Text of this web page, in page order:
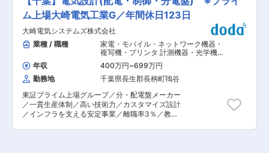
定の受験料、手続き費用。交通費など全て会社負
担です。
やすく、メンバー同士の協力体制が整っていま
す。 ■業務の魅力 既存顧客との信頼関係を深め
る業務に専念でき、安定した事業基盤のもとで長
期的なキャリア形成が可能です。 ワークライフバ
ランスも良好です。 ■就業環境 外回りなしのデ
スクワーク中心で、週休2日制、長期休暇や年間
休日121日と働きやすい環境です。 ■企業の特徴/
魅力 ・創業60年以上の実績と大手取引先との安
定した関係、地震対策建材の開発など社会貢献性
の高い事業を展開しています。 ・資材供給だけで
なく、建築図面の作成や建築現場の人手不足に対
するソリューションを展開。 ・先端技術も積極的
市場のニーズに先回りで対応しており、業界内で
の商品の製造・品質管理をお任せいたします。 ＜
詳細＞ ・倉庫から必要な原料を調達 ・製造の指
示書に従って計量、製造装置への投入 ・出荷部門
への引継ぎ ※当社の製品はお客様のオーダーに応
じて“多品種少量生産”が多いため、製造装置を使
わず手作業で調合を行う場合も多いです。 大型の
装置等は使用せずロット生産で多品種製造に対応
しています。 弊社の食品香料、製菓材料は、 大
手製菓・製パン業者様から町の洋菓子、和菓子店
様まで幅広くご愛用いただいております。 ■組織
構成 25名が在籍しており、平均年齢35歳ぐらい
になります。 当社は中途入社者も多数在籍してお
りますので、入社後も安心して就業できます。 ■
研修体制 ご入社後は工場の各部署を体感いただ
ム上場大崎電気工業G／年間休日123日
大崎電気システムズ株式会社
業種 / 職種
家電・モバイル・ネットワーク機器・
複写機・プリンタ 計測機器・光学機
器・精密機器・分析機器
御（PLC・シーケンス・ラダー） 電気
設計（工作機械・装置・設備・制御盤
年収 400万円~699万円
勤務地
千葉県長生郡長柄町鴇谷
東証プライム上場グループ／分・配電盤メーカー
／一貫生産体制／高い技術力／カスタマイズ設計
／インフラを支える安定事業／離職率3％／教育